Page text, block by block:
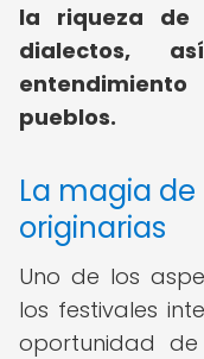
la riqueza de
dialectos,
pueblos.
La magia
originarias
Uno de los
los festivales
oportunidad